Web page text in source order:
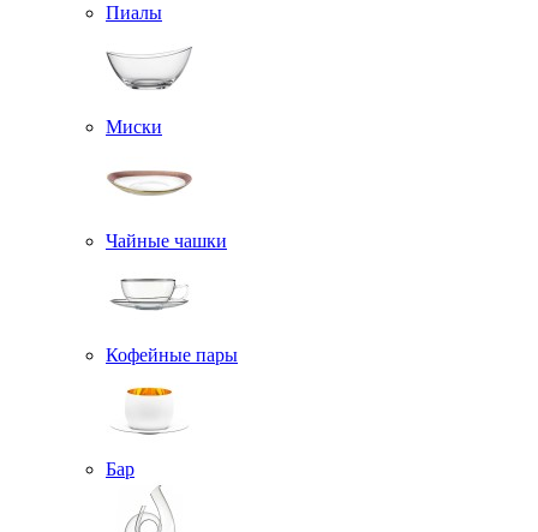
Пиалы
Миски
Чайные чашки
Кофейные пары
Бар